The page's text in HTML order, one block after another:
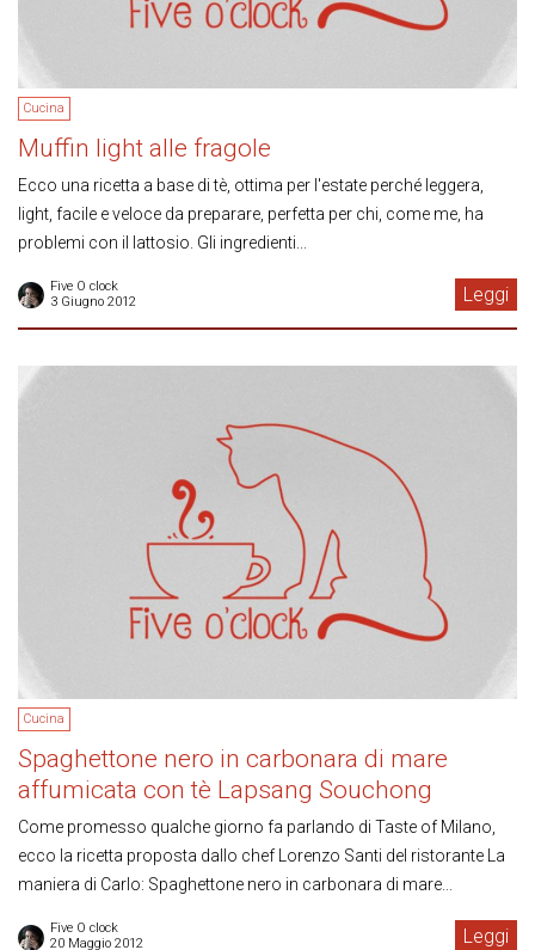
Cucina
Muffin light alle fragole
Ecco una ricetta a base di tè, ottima per l'estate perché leggera,
light, facile e veloce da preparare, perfetta per chi, come me, ha
problemi con il lattosio. Gli ingredienti...
Five O clock
3 Giugno 2012
Leggi
Cucina
Spaghettone nero in carbonara di mare
affumicata con tè Lapsang Souchong
Come promesso qualche giorno fa parlando di Taste of Milano,
ecco la ricetta proposta dallo chef Lorenzo Santi del ristorante La
maniera di Carlo: Spaghettone nero in carbonara di mare...
Five O clock
20 Maggio 2012
Leggi